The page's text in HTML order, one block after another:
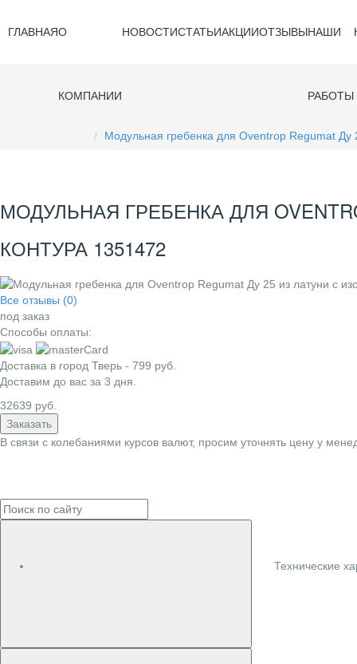
ГЛАВНАЯО
КОМПАНИИ
НОВОСТИСТАТЬИАКЦИИОТЗЫВЫНАШИ
РАБОТЫ
Модульная гребенка для Oventrop Regumat Ду
МОДУЛЬНАЯ ГРЕБЕНКА ДЛЯ
КОНТУРА 1351472
Все отзывы (0)
под заказ
Способы оплаты:
Доставка в город Тверь - 799 руб.
Доставим до вас за 3 дня.
32639 руб.
Заказать
В связи с колебаниями курсов валют, просим уточнять цену у
Технические